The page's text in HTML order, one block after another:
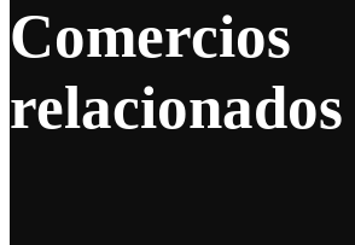
Comercios
relacionados